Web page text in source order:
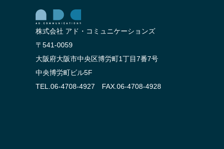
株式会社 アド・コミュニケーションズ
〒541-0059
大阪府大阪市中央区博労町1丁目7番7号
中央博労町ビル5F
TEL.06-4708-4927 FAX.06-4708-4928